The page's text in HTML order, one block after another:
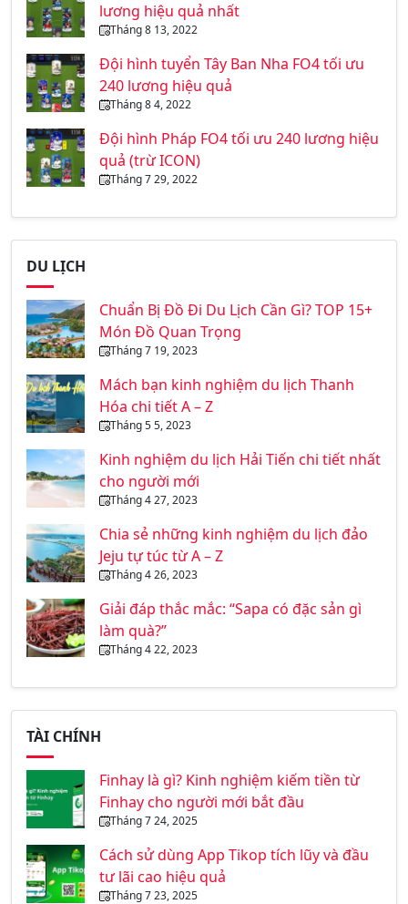
lương hiệu quả nhất
Tháng 8 13, 2022
Đội hình tuyển Tây Ban Nha FO4 tối ưu
240 lương hiệu quả
Tháng 8 4, 2022
Đội hình Pháp FO4 tối ưu 240 lương hiệu
quả (trừ ICON)
Tháng 7 29, 2022
DU LỊCH
Chuẩn Bị Đồ Đi Du Lịch Cần Gì? TOP 15+
Món Đồ Quan Trọng
Tháng 7 19, 2023
Mách bạn kinh nghiệm du lịch Thanh
Hóa chi tiết A – Z
Tháng 5 5, 2023
Kinh nghiệm du lịch Hải Tiến chi tiết nhất
cho người mới
Tháng 4 27, 2023
Chia sẻ những kinh nghiệm du lịch đảo
Jeju tự túc từ A – Z
Tháng 4 26, 2023
Giải đáp thắc mắc: “Sapa có đặc sản gì
làm quà?”
Tháng 4 22, 2023
TÀI CHÍNH
Finhay là gì? Kinh nghiệm kiếm tiền từ
Finhay cho người mới bắt đầu
Tháng 7 24, 2025
Cách sử dùng App Tikop tích lũy và đầu
tư lãi cao hiệu quả
Tháng 7 23, 2025